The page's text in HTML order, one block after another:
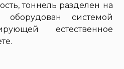
тоннель разделен на
системой
естественное